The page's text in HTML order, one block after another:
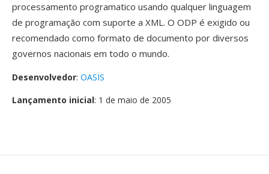
processamento programatico usando qualquer linguagem
de programação com suporte a XML. O ODP é exigido ou
recomendado como formato de documento por diversos
governos nacionais em todo o mundo.
Desenvolvedor: OASIS
Lançamento inicial: 1 de maio de 2005